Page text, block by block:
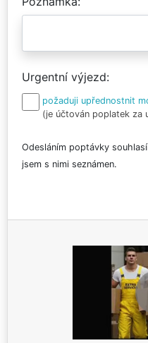
Urgentní výjezd
požaduji upřednostnit
(je účtován poplatek za
Odesláním poptávky
jsem s nimi seznámen.